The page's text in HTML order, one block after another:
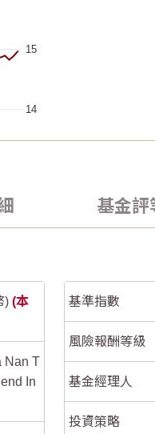
14
15
00:00:00 to 2026-08-05
19.43681.
0
10
20
00:00:00 to 2026-08-05
19.43681.
0
10
20
基金評
) (本
Nan T
In
基準指數
風險報酬等級
基金經理人
投資策略